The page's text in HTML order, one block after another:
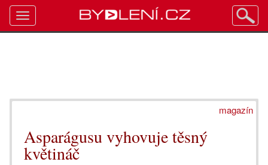
magazín
Asparágusu vyhovuje těsný
květináč
Toggle
navigation